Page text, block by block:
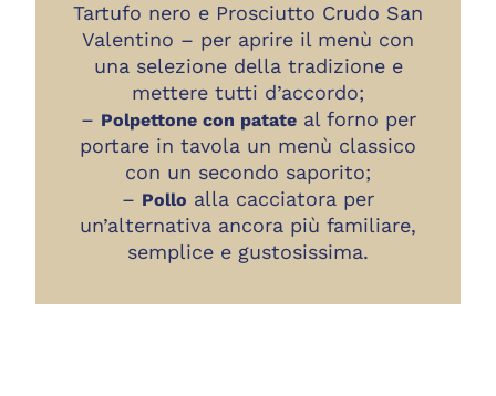
Tartufo nero e Prosciutto Crudo San
Valentino – per aprire il menù con
una selezione della tradizione e
mettere tutti d’accordo;
– Polpettone con patateal forno per
portare in tavola un menù classico
con un secondo saporito;
– Pollo alla cacciatora per
un’alternativa ancora più familiare,
semplice e gustosissima.